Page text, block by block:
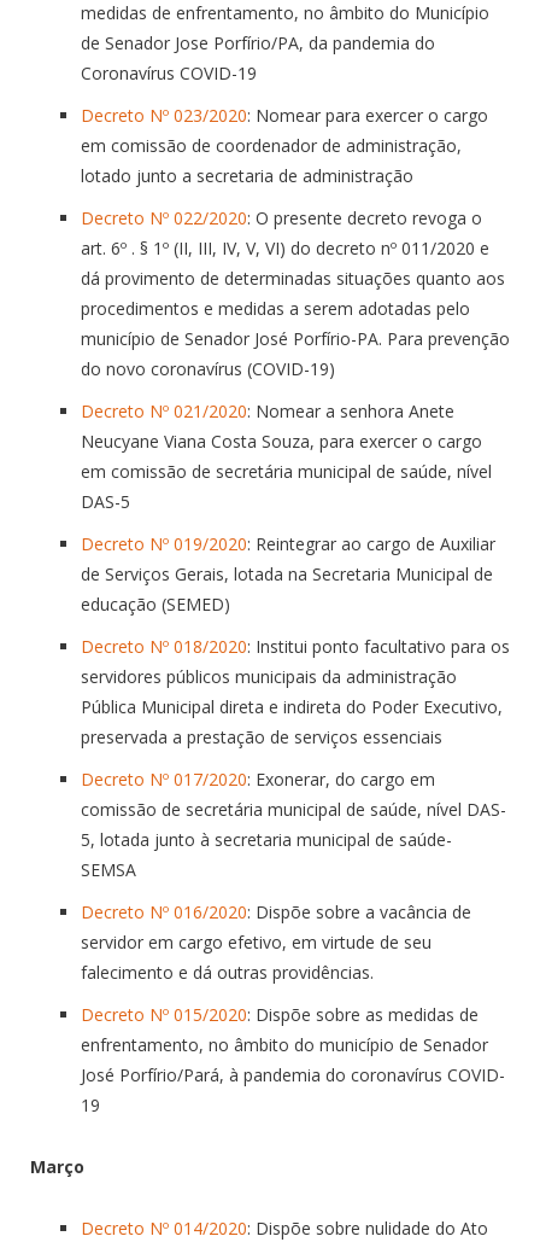
medidas de enfrentamento, no âmbito do Município
de Senador Jose Porfírio/PA, da pandemia do
Coronavírus COVID-19
Decreto Nº 023/2020: Nomear para exercer o cargo
em comissão de coordenador de administração,
lotado junto a secretaria de administração
Decreto Nº 022/2020: O presente decreto revoga o
art. 6º . § 1º (II, III, IV, V, VI) do decreto nº 011/2020 e
dá provimento de determinadas situações quanto aos
procedimentos e medidas a serem adotadas pelo
município de Senador José Porfírio-PA. Para prevenção
do novo coronavírus (COVID-19)
Decreto Nº 021/2020: Nomear a senhora Anete
Neucyane Viana Costa Souza, para exercer o cargo
em comissão de secretária municipal de saúde, nível
DAS-5
Decreto Nº 019/2020: Reintegrar ao cargo de Auxiliar
de Serviços Gerais, lotada na Secretaria Municipal de
educação (SEMED)
Decreto Nº 018/2020: Institui ponto facultativo para os
servidores públicos municipais da administração
Pública Municipal direta e indireta do Poder Executivo,
preservada a prestação de serviços essenciais
Decreto Nº 017/2020: Exonerar, do cargo em
comissão de secretária municipal de saúde, nível DAS-
5, lotada junto à secretaria municipal de saúde-
SEMSA
Decreto Nº 016/2020: Dispõe sobre a vacância de
servidor em cargo efetivo, em virtude de seu
falecimento e dá outras providências.
Decreto Nº 015/2020: Dispõe sobre as medidas de
enfrentamento, no âmbito do município de Senador
José Porfírio/Pará, à pandemia do coronavírus COVID-
19
Março
Decreto Nº 014/2020: Dispõe sobre nulidade do Ato